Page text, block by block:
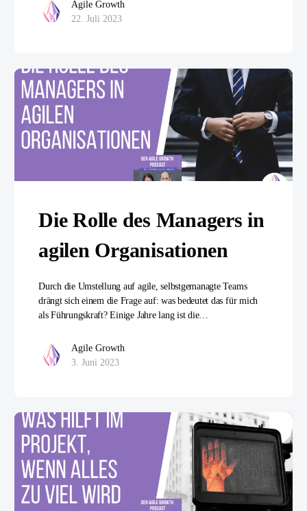
Agile Growth
22. Juli 2023
Die Rolle des Managers in
agilen Organisationen
Durch die Umstellung auf agile, selbstgemanagte Teams
drängt sich einem die Frage auf: was bedeutet das für mich
als Führungskraft? Einige Jahre lang ist die…
Agile Growth
3. Juni 2023